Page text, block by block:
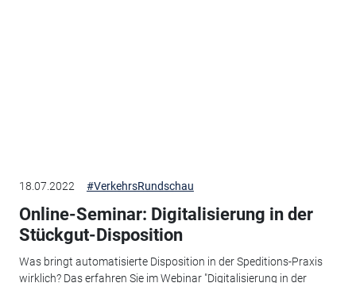
18.07.2022 #VerkehrsRundschau
Online-Seminar: Digitalisierung in der
Stückgut-Disposition
Was bringt automatisierte Disposition in der Speditions-Praxis
wirklich? Das erfahren Sie im Webinar "Digitalisierung in der